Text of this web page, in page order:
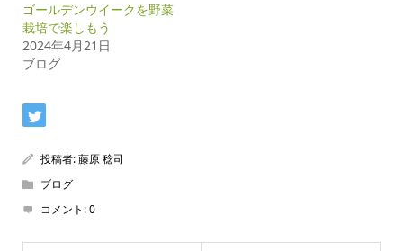
ゴールデンウイークを野菜
栽培で楽しもう
2024年4月21日
ブログ
投稿者:藤原 稔司
ブログ
コメント:0